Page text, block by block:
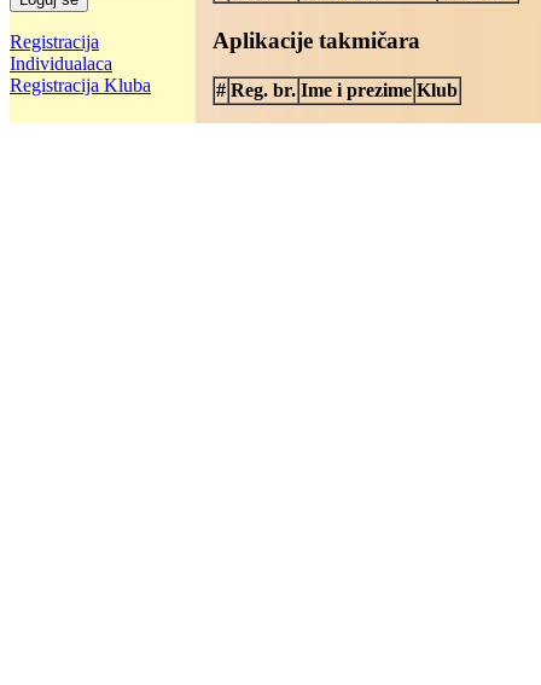
Registracija
Individualaca
Registracija Kluba
Aplikacije takmičara
# Reg. br. Ime i prezime Klub